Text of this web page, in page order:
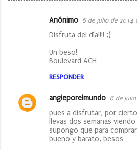
t
a
Anónimo 6 de julio de 2014
Disfruta del día!!!! ;)
Un beso!
Boulevard ACH
RESPONDER
angieporelmundo 6 de
pues a disfrutar, por
llevas dos semanas
supongo que para
bueno y barato, besos